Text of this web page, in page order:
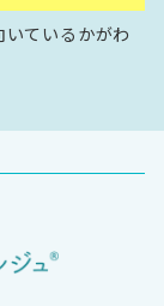
ているかがわ